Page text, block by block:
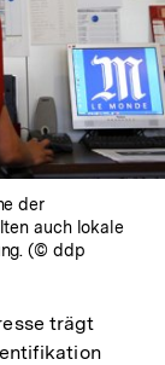
der
auch lokale
(© ddp
trägt